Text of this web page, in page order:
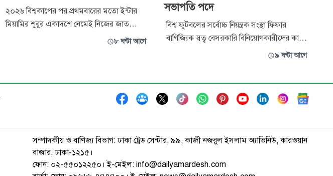
২০২৬ বিশ্বকাপের পর প্রথমবারের মতো ইন্টার
মিয়ামির শুরুর একাদশে নেমেই নিজের জাত
চেনালেন লিওনেল মেসি। জোড়া গোল ও৮ ঘণ্টা আগে
সভাপতি পদে
বিশ্ব ফুটবলের সর্বোচ্চ নিয়ন্ত্রক সংস্থা ফিফার
বাণিজ্যিক স্বত্ব বেসরকারি বিনিয়োগকারীদের কাছে
বিক্রির বিতর্কিত প্রস্তাব দিয়েছিলেন জিয়ান্নি৯ ঘণ্টা আগে
সম্পাদকীয় ও বাণিজ্য বিভাগ: ঢাকা ট্রেড সেন্টার, ৯৯, কাজী নজরুল ইসলাম অ্যাভিনিউ, কারওয়ান
বাজার, ঢাকা-১২১৫।
ফোন: ০২-৫৫০১২২৫০। ই-মেইল: info@dailyamardesh.com